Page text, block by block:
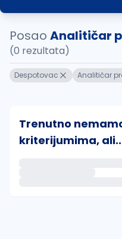
Posao Analitičar
(0 rezultata)
Despotovac Analitičar
Trenutno
kriterijumima,